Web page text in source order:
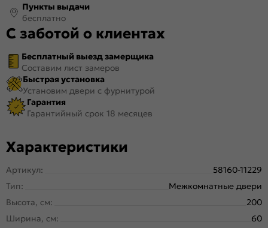
Пункты выдачи
бесплатно
С заботой о клиентах
Бесплатный выезд замерщика
Составим лист замеров
Быстрая установка
Установим двери с фурнитурой
Гарантия
Гарантийный срок 18 месяцев
Характеристики
Артикул:
58160-11229
Тип:
Межкомнатные двери
Высота, см:
200
Ширина, см:
60